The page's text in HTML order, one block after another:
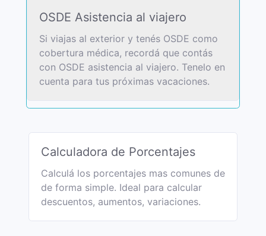
OSDE Asistencia al viajero
Si viajas al exterior y tenés OSDE como
cobertura médica, recordá que contás
con OSDE asistencia al viajero. Tenelo en
cuenta para tus próximas vacaciones.
Calculadora de Porcentajes
Calculá los porcentajes mas comunes de
de forma simple. Ideal para calcular
descuentos, aumentos, variaciones.